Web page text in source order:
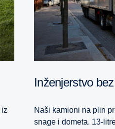
iz
Inženjerstvo
Naši kamioni na plin
snage i dometa. 13-